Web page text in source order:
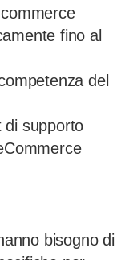
fino al
del
di supporto
bisogno di